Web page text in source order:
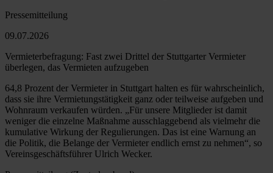
Pressemitteilung
09.07.2026
Vermieterbefragung: Fast zwei Drittel der Stuttgarter Vermieter
überlegen, das Vermieten aufzugeben
64,8 Prozent der Vermieter in Stuttgart halten es für wahrscheinlich,
dass sie ihre Vermietungstätigkeit ganz oder teilweise aufgeben und
Wohnraum verkaufen würden. „Für unsere Mitglieder ist damit
weniger die einzelne Maßnahme ausschlaggebend als vielmehr die
kumulative Wirkung der Regulierungen. Das ist eine Warnung an
die Politik, die Belange der Vermieter endlich ernst zu nehmen“, so
Vereinsgeschäftsführer Ulrich Wecker.